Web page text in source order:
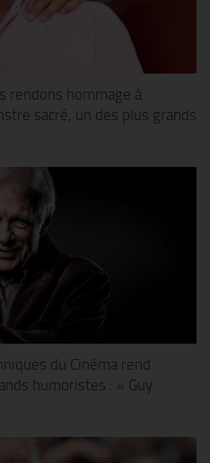
rendons hommage à
sacré, un des plus grands
du Cinéma rend
humoristes : « Guy